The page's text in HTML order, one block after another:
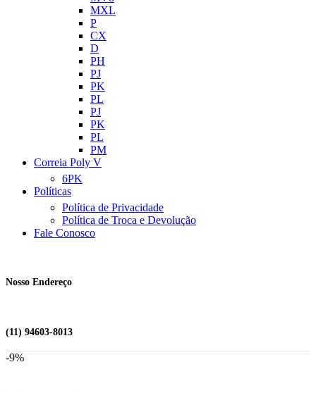
MXL
P
CX
D
PH
PJ
PK
PL
PJ
PK
PL
PM
Correia Poly V
6PK
Políticas
Política de Privacidade
Política de Troca e Devolução
Fale Conosco
Nosso Endereço
(11) 94603-8013
-9%